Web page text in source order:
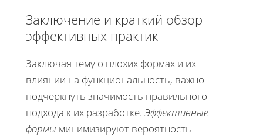
Заключение и краткий обзор
эффективных практик
Заключая тему о плохих формах и их
влиянии на функциональность, важно
подчеркнуть значимость правильного
подхода к их разработке. Эффективные
формы минимизируют вероятность